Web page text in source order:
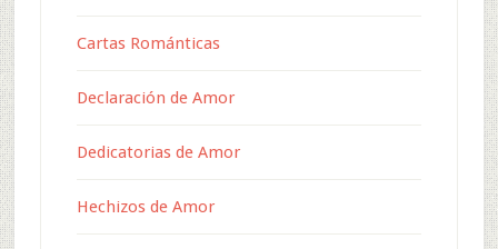
Cartas Románticas
Declaración de Amor
Dedicatorias de Amor
Hechizos de Amor